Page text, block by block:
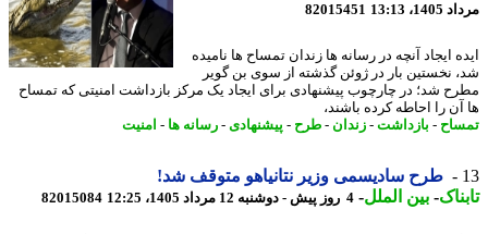
13:13
82015451
ایجاد آنچه در رسانه ها زندان تمساح ها نامیده
نخستین بار در ژوئن گذشته از سوی بن گویر
شد؛ در چارچوب پیشنهادی برای ایجاد یک مرکز بازداشت امنیتی که تمساح
را احاطه کرده باشند،
-بازداشت -زندان - طرح-پیشنهادی-رسانه ها- امنیت
طرح سادیسمی وزیر نتانیاهو متوقف شد!
-بین الملل-4 روز پیش - دوشنبه 12 مرداد 1405، 12:25 82015084